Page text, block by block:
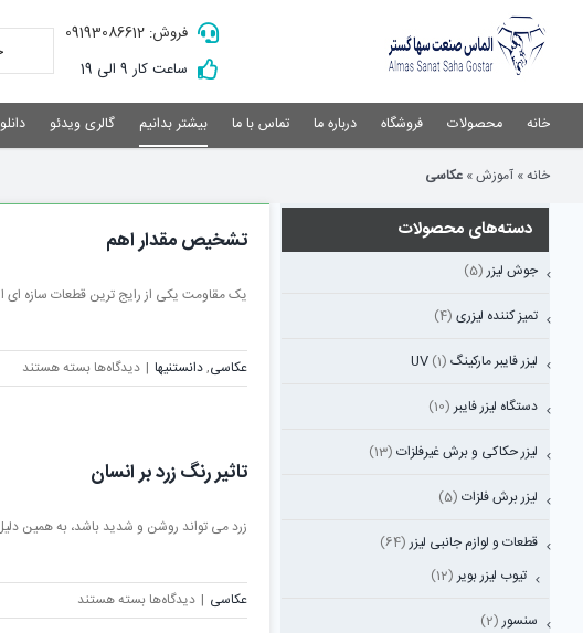
content
فروش: 09193086612
ساعت کار 9 الی 19
خانه محصولات فروشگاه درباره ما تماس با ما بیشتر بدانیم گالری ویدئو
خانه» آموزش» عکاسی
تشخیص مقدار اهم
یک مقاومت یکی از رایج ترین قطعات سازه
عکاسی,دانستنیها | دیدگاه‌ها برای
تشخیص
بسته هستند
تاثیر رنگ زرد بر انسان
زرد می تواند روشن و شدید باشد، به همین
عکاسی | دیدگاه‌ها برای
تاثیر
بسته هستند
دسته‌های محصولات
جوش لیزر (5)
تمیز کننده لیزری (4)
لیزر فایبر مارکینگ UV (1)
دستگاه لیزر فایبر (10)
لیزر حکاکی و برش غیرفلزات (13)
لیزر برش فلزات (5)
قطعات و لوازم جانبی لیزر (64)
تیوب لیزر بویر (12)
سنسور (2)